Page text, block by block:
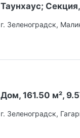
Таунхаус;
г. Зеленоградск,
Дом, 161.50 м²,
г. Зеленоградск,